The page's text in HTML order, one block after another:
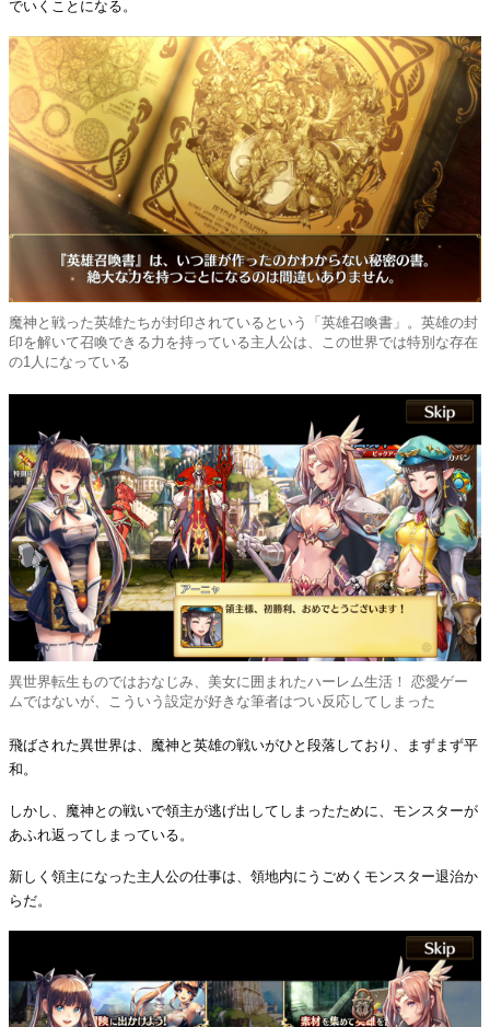
でいくことになる。
魔神と戦った英雄たちが封印されているという「英雄召喚書」。英雄の封
印を解いて召喚できる力を持っている主人公は、この世界では特別な存在
の1人になっている
異世界転生ものではおなじみ、美女に囲まれたハーレム生活！ 恋愛ゲー
ムではないが、こういう設定が好きな筆者はつい反応してしまった
飛ばされた異世界は、魔神と英雄の戦いがひと段落しており、まずまず平
和。
しかし、魔神との戦いで領主が逃げ出してしまったために、モンスターが
あふれ返ってしまっている。
新しく領主になった主人公の仕事は、領地内にうごめくモンスター退治か
らだ。